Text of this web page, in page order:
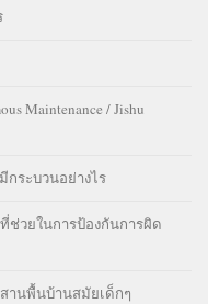
Maintenance / Jishu
กระบวนอย่างไร
ช่วยในการป้องกันการผิด
านพื้นบ้านสมัยเด็กๆ